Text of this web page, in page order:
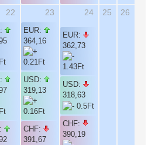
22 23
EUR:
364,16
USD:
319,13
CHF:
391,67
24
EUR:
362,73
USD:
318,63
CHF:
390,19
25 26